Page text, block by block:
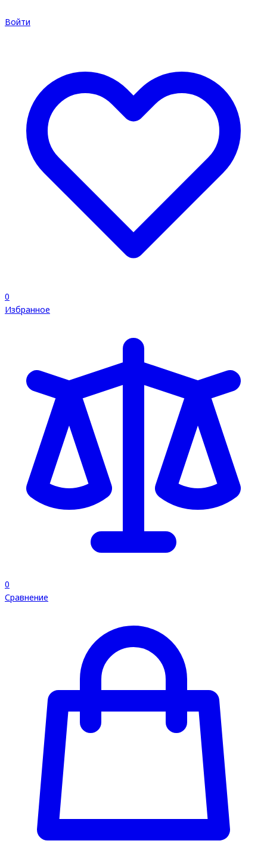
Войти
0
Избранное
0
Сравнение